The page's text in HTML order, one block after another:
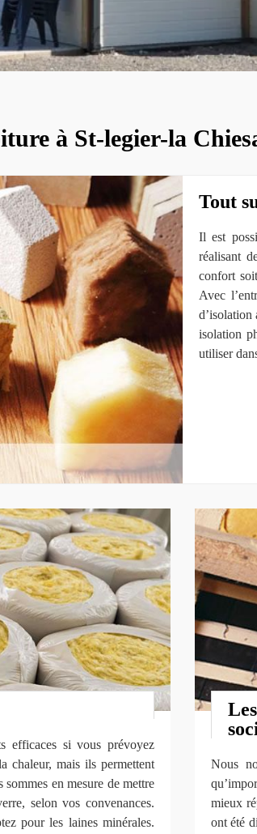
à St-legier-la
Tout
Il est
réalisant
confort
Avec
d’isolation
isolation
utiliser
efficaces si vous prévoyez
chaleur, mais ils permettent
en mesure de mettre
selon vos convenances.
pour les laines minérales.
Nous
mieux
ont été